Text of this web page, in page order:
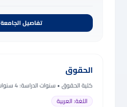
تفاصيل الجامعة
الحقوق
كلية الحقوق• سنوات الدراسة:4 سنوات
اللغة:العربية